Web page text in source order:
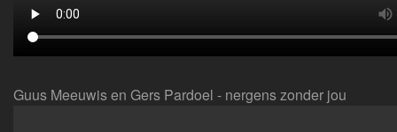
Guus Meeuwis en Gers Pardoel - nergens zonder jou